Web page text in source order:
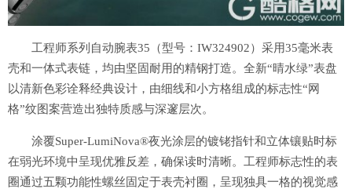
工程师系列自动腕表35（型号：IW324902）采用35毫米表
壳和一体式表链，均由坚固耐用的精钢打造。全新“晴水绿”表盘
以清新色彩诠释经典设计，由细线和小方格组成的标志性“网
格”纹图案营造出独特质感与深邃层次。
涂覆Super-LumiNova®夜光涂层的镀铑指针和立体镶贴时标
在弱光环境中呈现优雅反差，确保读时清晰。工程师标志性的表
圈通过五颗功能性螺丝固定于表壳衬圈，呈现独具一格的视觉感